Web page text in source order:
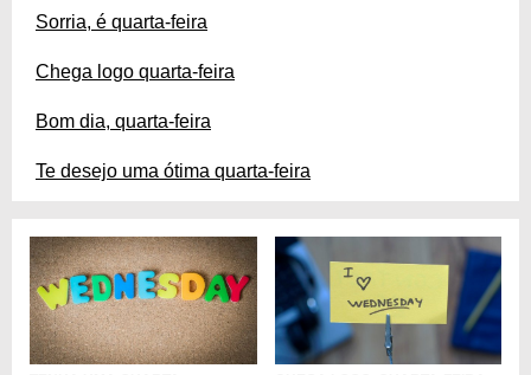
Sorria, é quarta-feira
Chega logo quarta-feira
Bom dia, quarta-feira
Te desejo uma ótima quarta-feira